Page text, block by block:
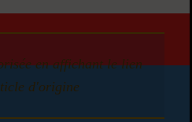
en affichant le lien
d'origine